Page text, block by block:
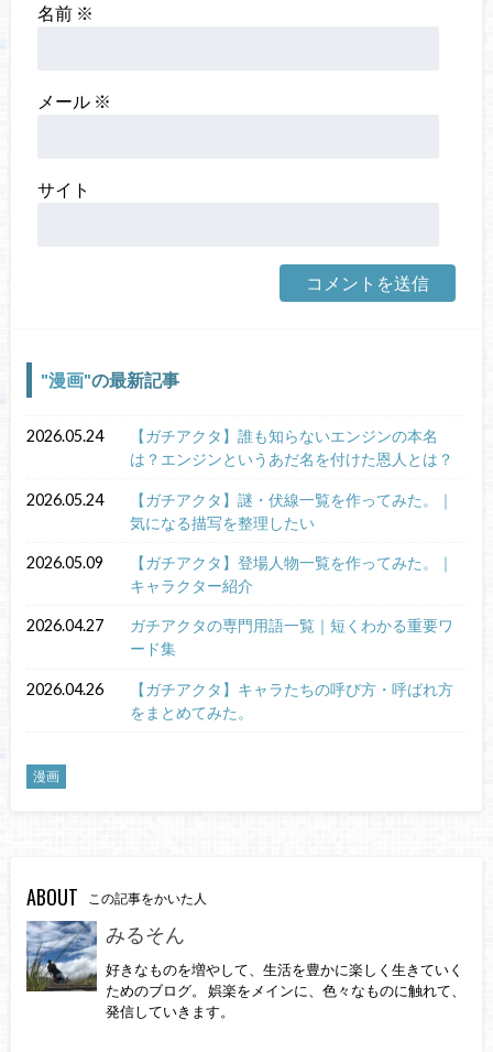
名前 ※
メール ※
サイト
漫画 の最新記事
2026.05.24
【ガチアクタ】誰も知らないエンジンの本名
は？エンジンというあだ名を付けた恩人とは？
2026.05.24
【ガチアクタ】謎・伏線一覧を作ってみた。｜
気になる描写を整理したい
2026.05.09
【ガチアクタ】登場人物一覧を作ってみた。｜
キャラクター紹介
2026.04.27
ガチアクタの専門用語一覧｜短くわかる重要ワ
ード集
2026.04.26
【ガチアクタ】キャラたちの呼び方・呼ばれ方
をまとめてみた。
漫画
ABOUT この記事をかいた人
みるそん
好きなものを増やして、生活を豊かに楽しく生きていく
ためのブログ。 娯楽をメインに、色々なものに触れて、
発信していきます。